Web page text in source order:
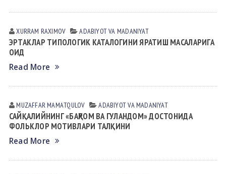
XURRAM RАXIMOV АDАBIYOT VА MАDАNIYAT
ЭРТАКЛАР ТИПОЛОГИК КАТАЛОГИНИ ЯРАТИШ МАСАЛАРИГА
ОИД
Read More
MUZAFFAR MАMАTQULOV АDАBIYOT VА MАDАNIYAT
САЙҚАЛИЙНИНГ «БАҲРОМ ВА ГУЛАНДОМ» ДОСТОНИДА
ФОЛЬКЛОР МОТИВЛАРИ ТАЛҚИНИ
Read More